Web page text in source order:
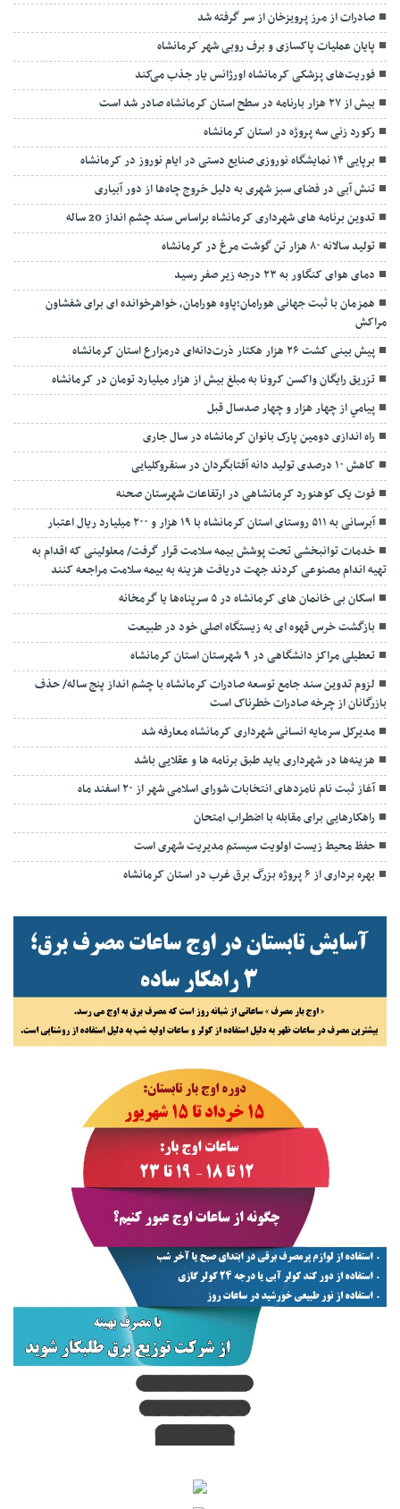
صادرات از مرز پرویزخان از سر گرفته شد
پایان عملیات پاکسازی و برف روبی شهر کرمانشاه
فوریت‌های پزشکی کرمانشاه اورژانس یار جذب می‌کند
بیش از ۲۷ هزار بارنامه در سطح استان کرمانشاه صادر شد است
رکورد زنی سه پروژه در استان کرمانشاه
برپایی ۱۴ نمایشگاه نوروزی صنایع دستی در ایام نوروز در کرمانشاه
تنش آبی در فضای سبز شهری به دلیل خروج چاه‌ها از دور آبیاری
تدوین برنامه های شهرداری کرمانشاه براساس سند چشم انداز 20 ساله
تولید سالانه ۸۰ هزار تن گوشت مرغ در کرمانشاه
دمای هوای کنگاور به ۲۳ درجه زیر صفر رسید
همزمان با ثبت جهانی هورامان؛پاوه هورامان، خواهرخوانده ای برای شفشاون
مراکش
پیش بینی کشت ۲۶ هزار هکتار ذرت‌دانه‌ای درمزارع استان کرمانشاه
تزریق رایگان واکسن کرونا به مبلغ بیش از هزار میلیارد تومان در کرمانشاه
پيامي‌ از چهار هزار و‌ چهار صدسال‌ قبل
راه اندازی دومین پارک بانوان کرمانشاه در سال جاری
کاهش ۱۰ درصدی تولید دانه آفتابگردان در سنقروکلیایی
فوت یک کوهنورد کرمانشاهی در ارتفاعات شهرستان صحنه
آبرسانی به ۵۱۱ روستای استان کرمانشاه با ۱۹ هزار و ۲۰۰ میلیارد ریال اعتبار
خدمات توانبخشی تحت پوشش بیمه سلامت قرار گرفت/ معلولینی که اقدام به
تهیه اندام مصنوعی کردند جهت دریافت هزینه به بیمه سلامت مراجعه کنند
اسکان بی خانمان های کرمانشاه در ۵ سرپناه‌ها یا گرمخانه
بازگشت خرس قهوه ای به زیستگاه اصلی خود در طبیعت
تعطیلی مراکز دانشگاهی در ۹ شهرستان استان کرمانشاه
لزوم تدوین سند جامع توسعه صادرات کرمانشاه با چشم انداز پنج ساله/ حذف
بازرگانان از چرخه صادرات خطرناک است
مدیرکل سرمایه انسانی شهرداری کرمانشاه معارفه شد
هزینه‌ها در شهرداری باید طبق برنامه ها و عقلایی باشد
آغاز ثبت نام نامزدهای انتخابات شورای اسلامی شهر از ۲۰ اسفند ماه
راهکارهایی برای مقابله با اضطراب امتحان
حفظ محیط زیست اولویت سیستم مدیریت شهری است
بهره برداری از ۶ پروژه بزرگ برق غرب در استان کرمانشاه